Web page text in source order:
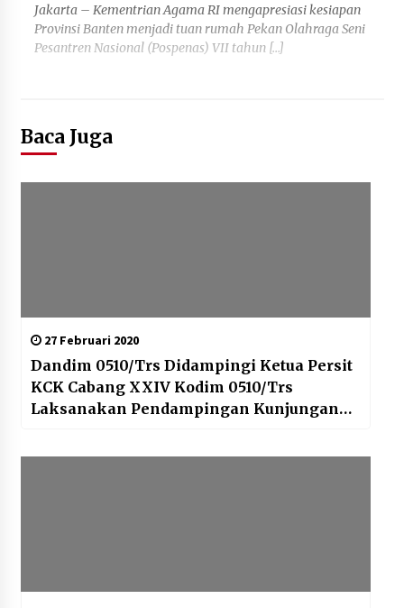
Jakarta – Kementrian Agama RI mengapresiasi kesiapan
Provinsi Banten menjadi tuan rumah Pekan Olahraga Seni
Pesantren Nasional (Pospenas) VII tahun […]
Baca Juga
27 Februari 2020
Dandim 0510/Trs Didampingi Ketua Persit
KCK Cabang XXIV Kodim 0510/Trs
Laksanakan Pendampingan Kunjungan